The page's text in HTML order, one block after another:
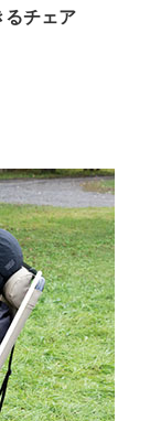
るチェア